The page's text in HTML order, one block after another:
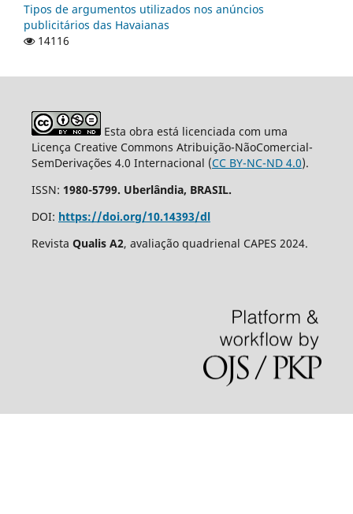
Tipos de argumentos utilizados nos anúncios
publicitários das Havaianas
14116
Esta obra está licenciada com uma
Licença Creative Commons Atribuição-NãoComercial-
SemDerivações 4.0 Internacional (CC BY-NC-ND 4.0).
ISSN: 1980-5799. Uberlândia, BRASIL.
DOI: https://doi.org/10.14393/dl
Revista Qualis A2, avaliação quadrienal CAPES 2024.